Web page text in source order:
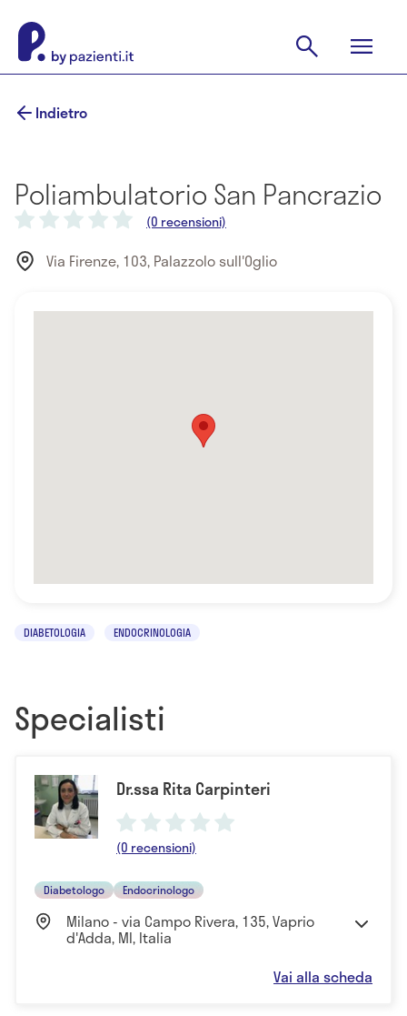
Indietro
Poliambulatorio San Pancrazio
(0 recensioni)
Via Firenze, 103, Palazzolo sull'Oglio
DIABETOLOGIA ENDOCRINOLOGIA
Specialisti
Dr.ssa Rita Carpinteri
(0 recensioni)
Diabetologo Endocrinologo
Milano - via Campo Rivera, 135, Vaprio
d'Adda, MI, Italia
Vai alla scheda